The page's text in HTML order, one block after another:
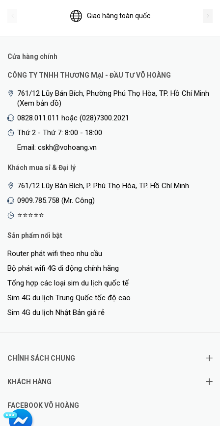
Giao hàng toàn quốc
Cửa hàng chính
CÔNG TY TNHH THƯƠNG MẠI - ĐẦU TƯ VÕ HOÀNG
761/12 Lũy Bán Bích, Phường Phú Thọ Hòa, TP. Hồ Chí Minh
(Xem bản đồ)
0828.011.011 hoặc (028)7300.2021
Thứ 2 - Thứ 7: 8:00 - 18:00
Email: cskh@vohoang.vn
Khách mua sỉ & Đại lý
761/12 Lũy Bán Bích, P. Phú Thọ Hòa, TP. Hồ Chí Minh
0909.785.758 (Mr. Công)
⭐⭐⭐⭐⭐
Sản phẩm nổi bật
Router phát wifi theo nhu cầu
Bộ phát wifi 4G di động chính hãng
Tổng hợp các loại sim du lịch quốc tế
Sim 4G du lịch Trung Quốc tốc độ cao
Sim 4G du lịch Nhật Bản giá rẻ
CHÍNH SÁCH CHUNG
KHÁCH HÀNG
FACEBOOK VÕ HOÀNG